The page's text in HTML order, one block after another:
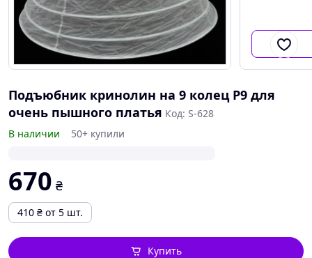
Подъюбник кринолин на 9 колец Р9 для
очень пышного платья Код: S-628
В наличии
50+ купили
670 ₴
410 ₴ от 5 шт.
Купить